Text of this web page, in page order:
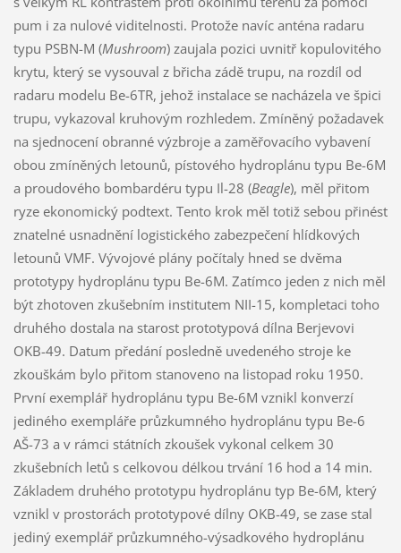
pum i za nulové viditelnosti. Protože navíc anténa radaru
typu PSBN-M (Mushroom) zaujala pozici uvnitř kopulovitého
krytu, který se vysouval z břicha zádě trupu, na rozdíl od
radaru modelu Be-6TR, jehož instalace se nacházela ve špici
trupu, vykazoval kruhovým rozhledem. Zmíněný požadavek
na sjednocení obranné výzbroje a zaměřovacího vybavení
obou zmíněných letounů, pístového hydroplánu typu Be-6M
a proudového bombardéru typu Il-28 (Beagle), měl přitom
ryze ekonomický podtext. Tento krok měl totiž sebou přinést
znatelné usnadnění logistického zabezpečení hlídkových
letounů VMF. Vývojové plány počítaly hned se dvěma
prototypy hydroplánu typu Be-6M. Zatímco jeden z nich měl
být zhotoven zkušebním institutem NII-15, kompletaci toho
druhého dostala na starost prototypová dílna Berjevovi
OKB-49. Datum předání posledně uvedeného stroje ke
zkouškám bylo přitom stanoveno na listopad roku 1950.
První exemplář hydroplánu typu Be-6M vznikl konverzí
jediného exempláře průzkumného hydroplánu typu Be-6
AŠ-73 a v rámci státních zkoušek vykonal celkem 30
zkušebních letů s celkovou délkou trvání 16 hod a 14 min.
Základem druhého prototypu hydroplánu typ Be-6M, který
vznikl v prostorách prototypové dílny OKB-49, se zase stal
jediný exemplář průzkumného-výsadkového hydroplánu